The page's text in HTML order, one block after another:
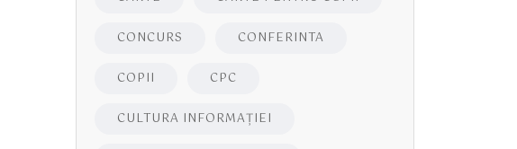
CONCURS CONFERINTA
COPII CPC
CULTURA INFORMAŢIEI